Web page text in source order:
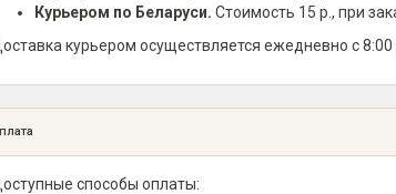
Курьером по Беларуси. Стоимость 15 р., при
курьером осуществляется ежедневно с
способы оплаты: